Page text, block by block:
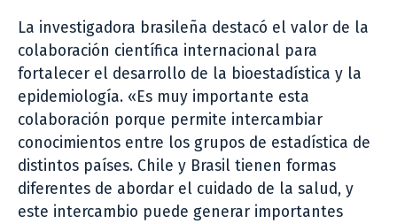
La investigadora brasileña destacó el valor de la
colaboración científica internacional para
fortalecer el desarrollo de la bioestadística y la
epidemiología. «Es muy importante esta
colaboración porque permite intercambiar
conocimientos entre los grupos de estadística de
distintos países. Chile y Brasil tienen formas
diferentes de abordar el cuidado de la salud, y
este intercambio puede generar importantes